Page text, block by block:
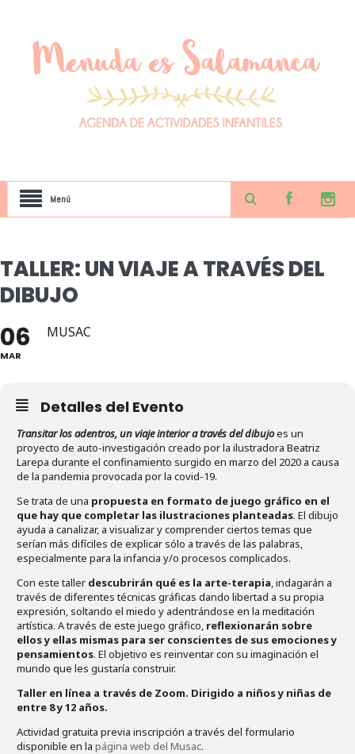
Menú
TALLER: UN VIAJE A TRAVÉS DEL
DIBUJO
06
MAR
MUSAC
Detalles del Evento
Transitar los adentros, un viaje interior a través del dibujoes un
proyecto de auto-investigación creado por la ilustradora Beatriz
Larepa durante el confinamiento surgido en marzo del 2020 a causa
de la pandemia provocada por la covid-19.
Se trata de una propuesta en formato de juego gráfico en el
que hay que completar las ilustraciones planteadas. El dibujo
ayuda a canalizar, a visualizar y comprender ciertos temas que
serían más difíciles de explicar sólo a través de las palabras,
especialmente para la infancia y/o procesos complicados.
Con este taller descubrirán qué es la arte-terapia, indagarán a
través de diferentes técnicas gráficas dando libertad a su propia
expresión, soltando el miedo y adentrándose en la meditación
artística. A través de este juego gráfico, reflexionarán sobre
ellos y ellas mismas para ser conscientes de sus emociones y
pensamientos. El objetivo es reinventar con su imaginación el
mundo que les gustaría construir.
Taller en línea a través de Zoom. Dirigido a niños y niñas de
entre 8 y 12 años.
Actividad gratuita previa inscripción a través del formulario
disponible en la página web del Musac.